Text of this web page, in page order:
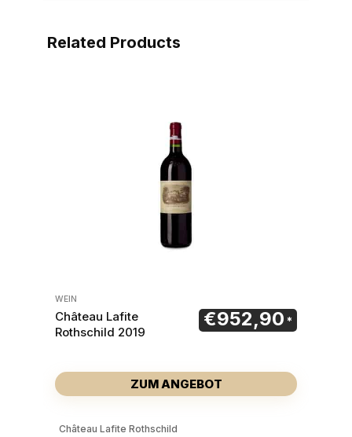
Related Products
WEIN
Château Lafite
Rothschild 2019
€952,90
ZUM ANGEBOT
Château Lafite Rothschild